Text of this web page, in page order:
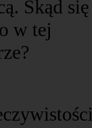
Skąd się
w tej